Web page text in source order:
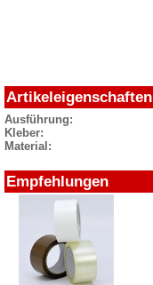
Artikeleigenschaften
Ausführung:
Kleber:
Material:
Empfehlungen